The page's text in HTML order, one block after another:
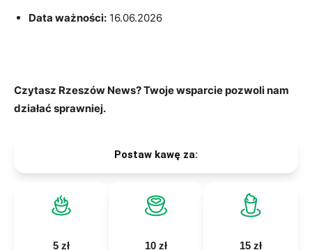
Data ważności: 16.06.2026
Czytasz Rzeszów News? Twoje wsparcie pozwoli nam
działać sprawniej.
Postaw kawę za:
5 zł 10 zł 15 zł